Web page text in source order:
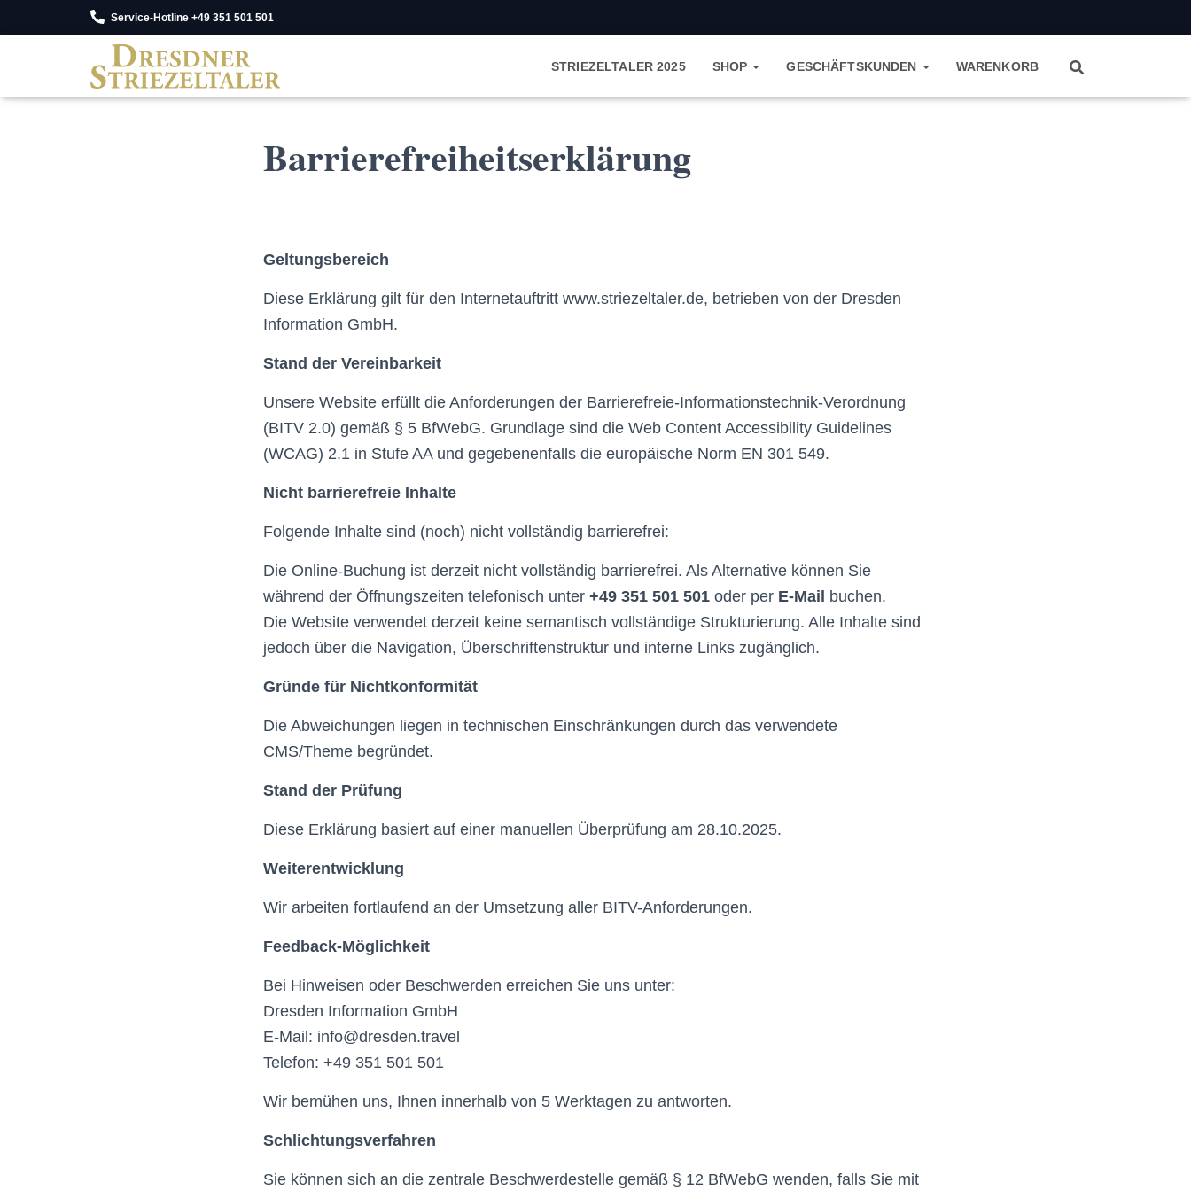
Service-Hotline +49 351 501 501
STRIEZELTALER 2025 SHOP GESCHÄFTSKUNDEN WARENKORB
Barrierefreiheitserklärung
Geltungsbereich
Diese Erklärung gilt für den Internetauftritt www.striezeltaler.de, betrieben von der Dresden
Information GmbH.
Stand der Vereinbarkeit
Unsere Website erfüllt die Anforderungen der Barrierefreie-Informationstechnik-Verordnung
(BITV 2.0) gemäß § 5 BfWebG. Grundlage sind die Web Content Accessibility Guidelines
(WCAG) 2.1 in Stufe AA und gegebenenfalls die europäische Norm EN 301 549.
Nicht barrierefreie Inhalte
Folgende Inhalte sind (noch) nicht vollständig barrierefrei:
Die Online-Buchung ist derzeit nicht vollständig barrierefrei. Als Alternative können Sie
während der Öffnungszeiten telefonisch unter +49 351 501 501 oder per E-Mail
buchen.
Die Website verwendet derzeit keine semantisch vollständige Strukturierung. Alle Inhalte sind
jedoch über die Navigation, Überschriftenstruktur und interne Links zugänglich.
Gründe für Nichtkonformität
Die Abweichungen liegen in technischen Einschränkungen durch das verwendete
CMS/Theme begründet.
Stand der Prüfung
Diese Erklärung basiert auf einer manuellen Überprüfung am 28.10.2025.
Weiterentwicklung
Wir arbeiten fortlaufend an der Umsetzung aller BITV-Anforderungen.
Feedback-Möglichkeit
Bei Hinweisen oder Beschwerden erreichen Sie uns unter:
Dresden Information GmbH
E-Mail: info@dresden.travel
Telefon: +49 351 501 501
Wir bemühen uns, Ihnen innerhalb von 5 Werktagen zu antworten.
Schlichtungsverfahren
Sie können sich an die zentrale Beschwerdestelle gemäß § 12 BfWebG wenden, falls Sie mit